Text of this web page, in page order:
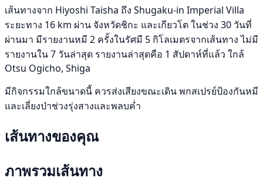
เส้นทางจาก Hiyoshi Taisha ถึง Shugaku-in Imperial Villa
ระยะทาง 16 km ผ่าน จังหวัดชิกะ และเกียวโต ในช่วง 30 วันที่
ผ่านมา มีรายงานหมี 2 ครั้งในรัศมี 5 กิโลเมตรจากเส้นทาง ไม่มี
รายงานใน 7 วันล่าสุด รายงานล่าสุดคือ 1 สัปดาห์ที่แล้ว ใกล้
Otsu Ogicho, Shiga
มีกิจกรรมใกล้ขนาดนี้ ควรส่งเสียงขณะเดิน พกสเปรย์ป้องกันหมี
และเลี่ยงป่าช่วงรุ่งสางและพลบค่ำ
เส้นทางของคุณ
ภาพรวมเส้นทาง